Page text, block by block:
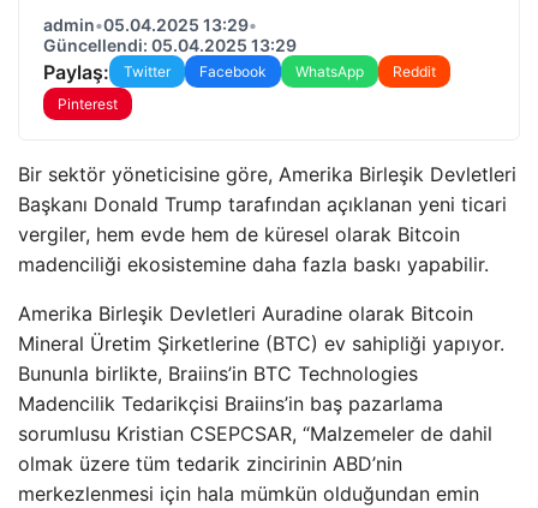
admin•05.04.2025 13:29•
Güncellendi: 05.04.2025 13:29
Paylaş: Twitter Facebook WhatsApp
Reddit
Pinterest
Bir sektör yöneticisine göre, Amerika Birleşik Devletleri
Başkanı Donald Trump tarafından açıklanan yeni ticari
vergiler, hem evde hem de küresel olarak Bitcoin
madenciliği ekosistemine daha fazla baskı yapabilir.
Amerika Birleşik Devletleri Auradine olarak Bitcoin
Mineral Üretim Şirketlerine (BTC) ev sahipliği yapıyor.
Bununla birlikte, Braiins’in BTC Technologies
Madencilik Tedarikçisi Braiins’in baş pazarlama
sorumlusu Kristian CSEPCSAR, “Malzemeler de dahil
olmak üzere tüm tedarik zincirinin ABD’nin
merkezlenmesi için hala mümkün olduğundan emin